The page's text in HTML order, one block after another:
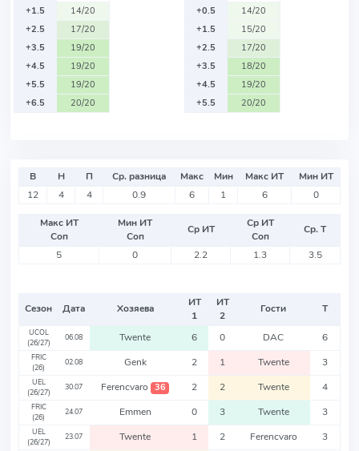
+1.5
14/20
+2.5
17/20
+3.5
19/20
+4.5
19/20
+5.5
19/20
+6.5
20/20
+0.5
14/20
+1.5
15/20
+2.5
17/20
+3.5
18/20
+4.5
19/20
+5.5
20/20
В Н П Ср. разница Макс Мин Макс ИТ
Мин ИТ
12
4 4 0.9 6 1 6 0
Макс ИТ
Соп
Мин ИТ
Соп
Ср ИТ
Ср ИТ
Соп
Ср. Т
5
0 2.2 1.3 3.5
Сезон Дата Хозяева
ИТ
1
ИТ
2
Гости Т
UCOL
(26/27)
06.08 Twente 6 0 DAC 6
FRIC
(26)
02.08 Genk 2 1 Twente 3
UEL
(26/27)
30.07 Ferencvaro 36 2 2 Twente 4
FRIC
(26)
24.07 Emmen 0 3 Twente 3
UEL
(26/27)
23.07 Twente 1 2 Ferencvaro 3